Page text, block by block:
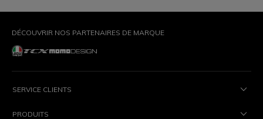
DÉCOUVRIR NOS PARTENAIRES DE MARQUE
SERVICE CLIENTS
PRODUITS